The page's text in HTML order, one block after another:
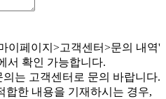
이페이지>고객센터>문의 내역'
서 확인 가능합니다.
는 고객센터로 문의 바랍니다.
합한 내용을 기재하시는 경우,